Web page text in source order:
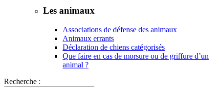
Les animaux
Associations de défense des animaux
Animaux errants
Déclaration de chiens catégorisés
Que faire en cas de morsure ou de griffure d’un
animal ?
Recherche :